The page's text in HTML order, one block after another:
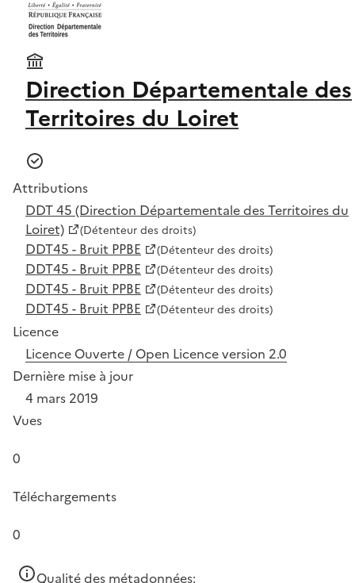
Direction Départementale des
Territoires du Loiret
Attributions
DDT 45 (Direction Départementale des Territoires du
Loiret)
(Détenteur des droits)
DDT45 - Bruit PPBE (Détenteur des droits)
DDT45 - Bruit PPBE (Détenteur des droits)
DDT45 - Bruit PPBE (Détenteur des droits)
DDT45 - Bruit PPBE (Détenteur des droits)
Licence
Licence Ouverte / Open Licence version 2.0
Dernière mise à jour
4 mars 2019
Vues
0
Téléchargements
0
Qualité des métadonnées: